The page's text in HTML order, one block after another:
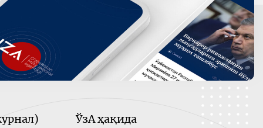
ЎзА ҳақида